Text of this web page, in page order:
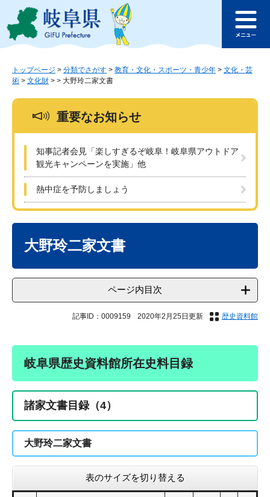
ジ
ュ
このページの本文へ
ュ
トップページ > 分類でさがす > 教育・文化・スポーツ・青少年 > 文化・芸
術 > 文化財 > > 大野玲二家文書
重要なお知らせ
知事記者会見「楽しすぎるぞ岐阜！岐阜県アウトドア
観光キャンペーンを実施」他
熱中症を予防しましょう
大野玲二家文書
ページ内目次
記事ID：0009159 2020年2月25日更新 歴史資料館
岐阜県歴史資料館所在史料目録
諸家文書目録（4）
大野玲二家文書
表のサイズを切り替える